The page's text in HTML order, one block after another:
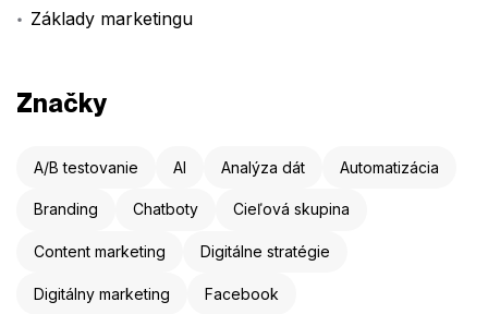
Základy marketingu
Značky
A/B testovanie AI Analýza dát Automatizácia
Branding Chatboty Cieľová skupina
Content marketing Digitálne stratégie
Digitálny marketing Facebook